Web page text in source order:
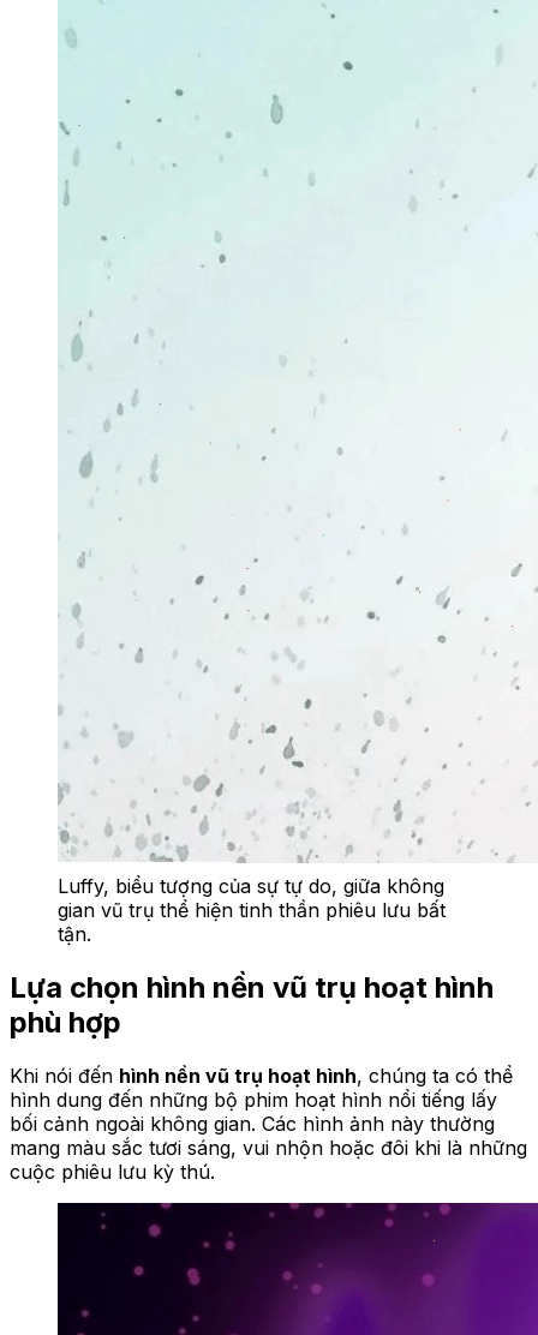
Luffy, biểu tượng của sự tự do, giữa không
gian vũ trụ thể hiện tinh thần phiêu lưu bất
tận.
Lựa chọn hình nền vũ trụ hoạt hình
phù hợp
Khi nói đến hình nền vũ trụ hoạt hình, chúng ta có thể
hình dung đến những bộ phim hoạt hình nổi tiếng lấy
bối cảnh ngoài không gian. Các hình ảnh này thường
mang màu sắc tươi sáng, vui nhộn hoặc đôi khi là những
cuộc phiêu lưu kỳ thú.